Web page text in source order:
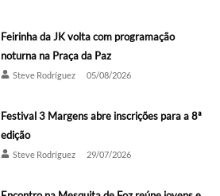
Feirinha da JK volta com programação
noturna na Praça da Paz
Steve Rodríguez 05/08/2026
Festival 3 Margens abre inscrições para a 8ª
edição
Steve Rodríguez 29/07/2026